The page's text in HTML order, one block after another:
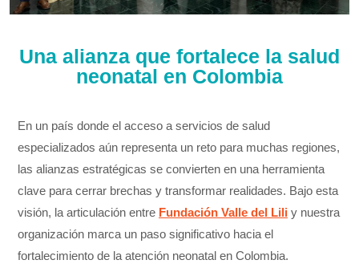
Una alianza que fortalece la salud
neonatal en Colombia
En un país donde el acceso a servicios de salud
especializados aún representa un reto para muchas regiones,
las alianzas estratégicas se convierten en una herramienta
clave para cerrar brechas y transformar realidades. Bajo esta
visión, la articulación entre Fundación Valle del Lili y nuestra
organización marca un paso significativo hacia el
fortalecimiento de la atención neonatal en Colombia.